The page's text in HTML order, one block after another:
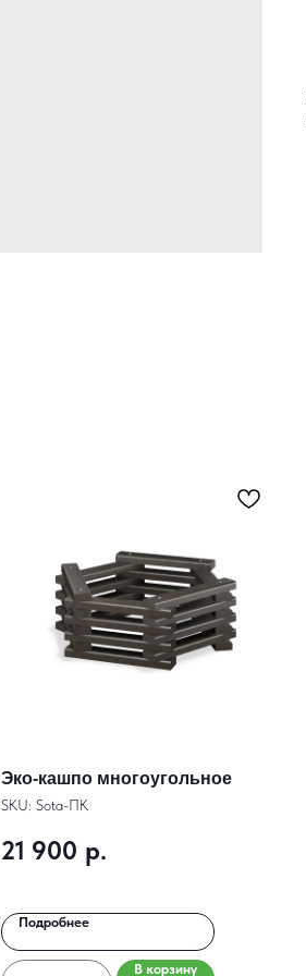
Эко-кашпо многоугольное
SKU: Sota-ПК
21 900 р.
Подробнее
В корзину